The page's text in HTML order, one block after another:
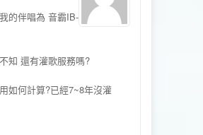
的伴唱為 音霸IB-
知 還有灌歌服務嗎?
如何計算?已經7~8年沒灌